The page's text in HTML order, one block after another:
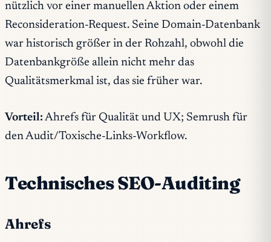
nützlich vor einer manuellen Aktion oder einem
Reconsideration-Request. Seine Domain-Datenbank
war historisch größer in der Rohzahl, obwohl die
Datenbankgröße allein nicht mehr das
Qualitätsmerkmal ist, das sie früher war.
Vorteil: Ahrefs für Qualität und UX; Semrush für
den Audit/Toxische-Links-Workflow.
Technisches SEO-Auditing
Ahrefs